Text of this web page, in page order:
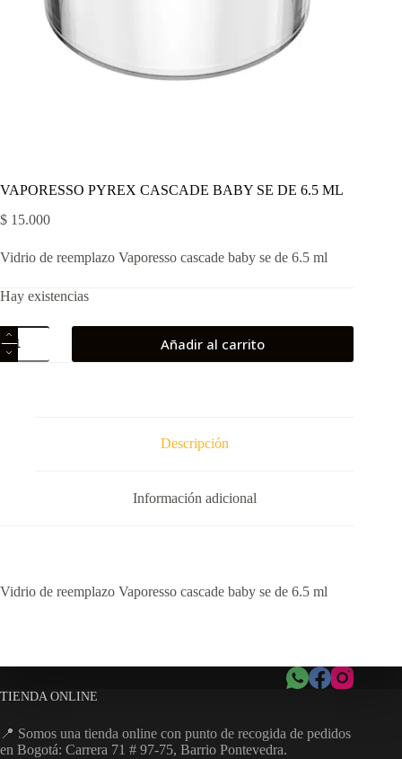
VAPORESSO PYREX CASCADE BABY SE DE 6.5 ML
$ 15.000
Vidrio de reemplazo Vaporesso cascade baby se de 6.5 ml
Hay existencias
VAPORESSO
PYREX
CASCADE
Añadir al carrito
Descripción
Información adicional
Vidrio de reemplazo Vaporesso cascade baby se de 6.5 ml
TIENDA ONLINE
📍 Somos una tienda online con punto de recogida de pedidos
en Bogotá: Carrera 71 # 97-75, Barrio Pontevedra.